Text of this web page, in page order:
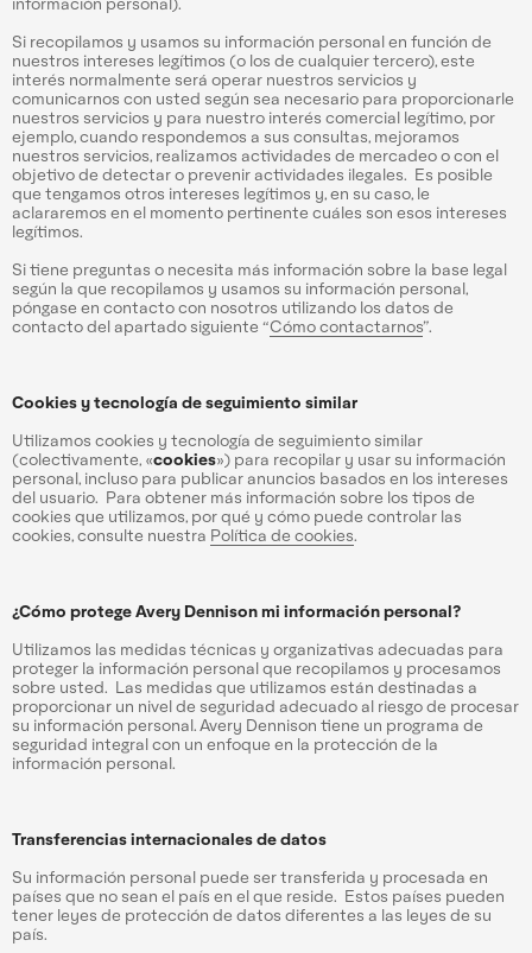
Si recopilamos y usamos su información personal en función de
nuestros intereses legítimos (o los de cualquier tercero), este
interés normalmente será operar nuestros servicios y
comunicarnos con usted según sea necesario para proporcionarle
nuestros servicios y para nuestro interés comercial legítimo, por
ejemplo, cuando respondemos a sus consultas, mejoramos
nuestros servicios, realizamos actividades de mercadeo o con el
objetivo de detectar o prevenir actividades ilegales. Es posible
que tengamos otros intereses legítimos y, en su caso, le
aclararemos en el momento pertinente cuáles son esos intereses
legítimos.
Si tiene preguntas o necesita más información sobre la base legal
según la que recopilamos y usamos su información personal,
póngase en contacto con nosotros utilizando los datos de
contacto del apartado siguiente “Cómo contactarnos”.
Cookies y tecnología de seguimiento similar
Utilizamos cookies y tecnología de seguimiento similar
(colectivamente, «cookies») para recopilar y usar su información
personal, incluso para publicar anuncios basados en los intereses
del usuario. Para obtener más información sobre los tipos de
cookies que utilizamos, por qué y cómo puede controlar las
cookies, consulte nuestra Política de cookies.
¿Cómo protege Avery Dennison mi información personal?
Utilizamos las medidas técnicas y organizativas adecuadas para
proteger la información personal que recopilamos y procesamos
sobre usted. Las medidas que utilizamos están destinadas a
proporcionar un nivel de seguridad adecuado al riesgo de procesar
su información personal. Avery Dennison tiene un programa de
seguridad integral con un enfoque en la protección de la
información personal.
Transferencias internacionales de datos
Su información personal puede ser transferida y procesada en
países que no sean el país en el que reside. Estos países pueden
tener leyes de protección de datos diferentes a las leyes de su
país.